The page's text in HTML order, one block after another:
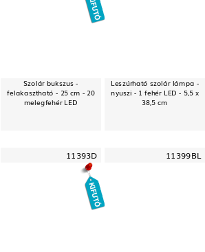
Szolár bukszus -
felakasztható - 25 cm - 20
melegfehér LED
Leszúrható szolár lámpa -
nyuszi - 1 fehér LED - 5,5 x
38,5 cm
11393D 11399BL